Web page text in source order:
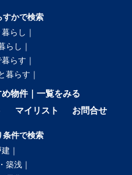
かで検索
らし｜
らし｜
らす｜
暮らす｜
物件｜一覧をみる
マイリスト お問合せ
件で検索
建｜
築浅｜